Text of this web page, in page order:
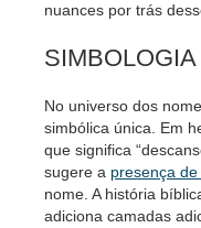
nuances por trás
No universo dos
simbólica única. Em
que significa
sugere a presença
nome. A história
adiciona camadas